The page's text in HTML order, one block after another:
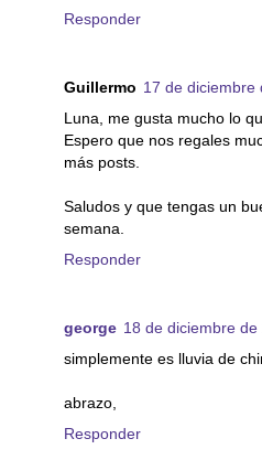
Responder
Guillermo 17 de diciembre
Luna, me gusta mucho lo
Espero que nos regales
más posts.
Saludos y que tengas un
semana.
Responder
george 18 de diciembre
simplemente es lluvia de
abrazo,
Responder